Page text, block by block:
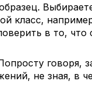
.
класс,
в то, что
говоря,
не зная, в